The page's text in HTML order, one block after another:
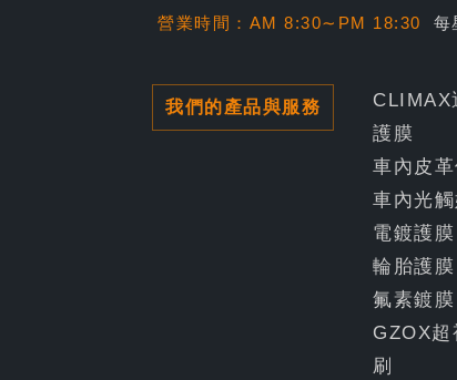
營業時間：AM 8:30∼PM 18:30 每
我們的產品與服務
CLIMAX
護膜
車內皮
車內光
電鍍護膜
輪胎護膜
氟素鍍膜
GZOX超
刷